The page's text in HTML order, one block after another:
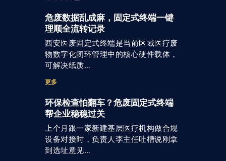
危废数据乱成麻，固定式终端一键
理顺全流转记录
西安医废固定式终端是当前区域医疗废
物数字化闭环管理中的核心硬件载体，
可解决纸质…
更多
环保检查怕翻车？危废固定式终端
帮企业稳稳过关
上个月跟一家新建基层医疗机构做合规
设备对接时，负责人李主任吐槽说刚拿
到选址意见…